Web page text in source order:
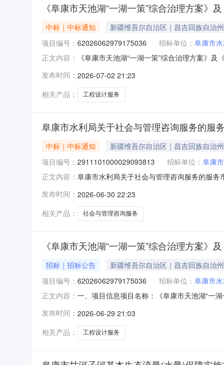
《阜康市天池湖“一湖一策”综合治理方案
中标｜中标通知 新疆维吾尔自治区｜昌吉回族自治
项目编号： 62026062979175036 招标单位： 阜康市
正文内容：
《阜康市天池湖“一湖一策”综合治理方案》
18909945589项目所在行政区划编码：
发布时间： 2026-07-02 21:23
相关产品：
工程设计服务
阜康市水利局关于社会与管理咨询服务的服
中标｜中标通知 新疆维吾尔自治区｜昌吉回族自治
项目编号： 2911101000029093813 招标单位： 阜康
正文内容： 阜康市水利局关于社会与管理咨询服务的服
政区划编码:652302项目所在行政区划名称:新
发布时间： 2026-06-30 22:23
相关产品：
社会与管理咨询服务
《阜康市天池湖“一湖一策”综合治理方案》
招标｜招标公告 新疆维吾尔自治区｜昌吉回族自治
项目编号： 62026062979175036 招标单位： 阜康市
正文内容： 一、项目信息项目名称：《阜康市天池湖“一
制金额(元)意向品牌工程设计服务核心参数要
发布时间： 2026-06-29 21:03
相关产品：
工程设计服务